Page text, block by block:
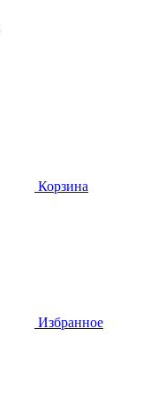
Корзина
Избранное